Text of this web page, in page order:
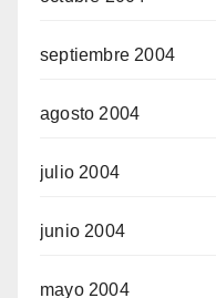
septiembre 2004
agosto 2004
julio 2004
junio 2004
mayo 2004